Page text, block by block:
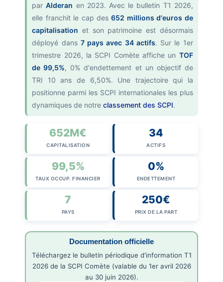
parAlderan en 2023. Avec le bulletin T1 2026,
elle franchit le cap des652 millions d'euros de
capitalisation et son patrimoine est désormais
déployé dans 7 pays avec 34 actifs. Sur le 1er
trimestre 2026, la SCPI Comète affiche un TOF
de 99,5%, 0% d'endettement et un objectif de
TRI 10 ans de 6,50%. Une trajectoire qui la
positionne parmi les SCPI internationales les plus
dynamiques de notreclassement des SCPI.
652M€
CAPITALISATION
34
ACTIFS
99,5%
TAUX OCCUP. FINANCIER
0%
ENDETTEMENT
7
PAYS
250€
PRIX DE LA PART
Documentation officielle
Téléchargez le bulletin périodique d'information T1
2026 de la SCPI Comète (valable du 1er avril 2026
au 30 juin 2026).